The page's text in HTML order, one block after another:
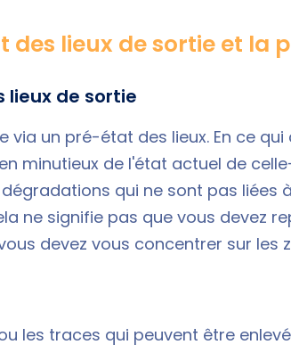
lieux de sortie et la
lieux de sortie
via un pré-état des lieux. En ce qui
minutieux de l'état actuel de celle-
qui ne sont pas liées à
ne signifie pas que vous devez
devez vous concentrer sur les
les traces qui peuvent être